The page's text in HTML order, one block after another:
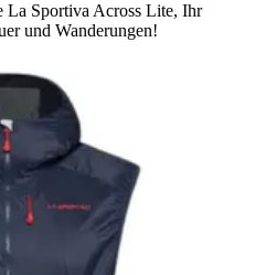
La Sportiva Across Lite, Ihr
und Wanderungen!